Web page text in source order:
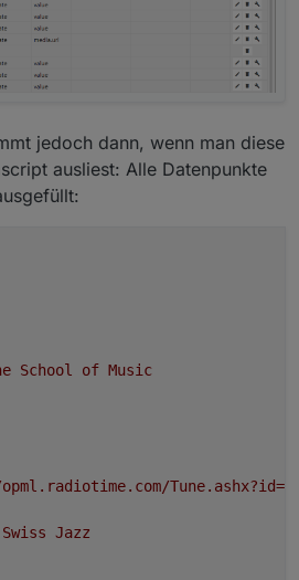
jedoch dann, wenn man diese
ausliest: Alle Datenpunkte
School of Music
Swiss Jazz